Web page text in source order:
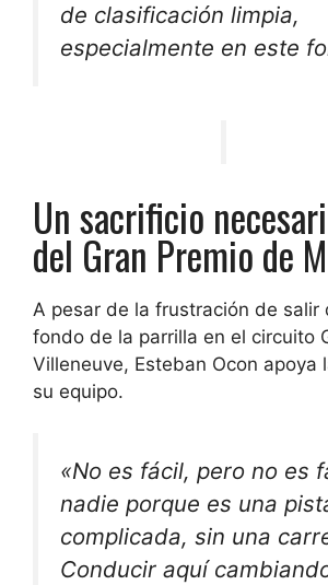
de clasificación limpia,
especialmente en este
Un sacrificio
del Gran Premio de
A pesar de la frustración de salir
fondo de la parrilla en el circuito
Villeneuve, Esteban Ocon apoya
su equipo.
«No es fácil, pero no es
nadie porque es una
complicada, sin una
Conducir aquí